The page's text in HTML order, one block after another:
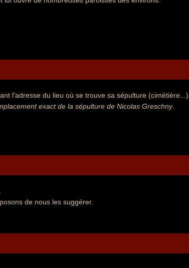
l'adresse du lieu où se trouve sa sépulture (cimétière...).
exact de la sépulture de Nicolas Greschny.
de nous les suggérer.